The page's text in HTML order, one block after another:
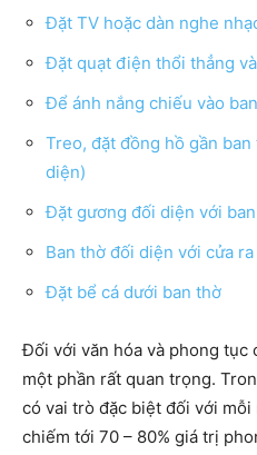
Đặt TV hoặc dàn nghe
Đặt quạt điện thổi thẳng
Để ánh nắng chiếu vào
Treo, đặt đồng hồ gần
diện)
Đặt gương đối diện với
Ban thờ đối diện với cửa ra
Đặt bể cá dưới ban thờ
Đối với văn hóa và phong tục
một phần rất quan trọng.
có vai trò đặc biệt đối với
chiếm tới 70 – 80% giá trị